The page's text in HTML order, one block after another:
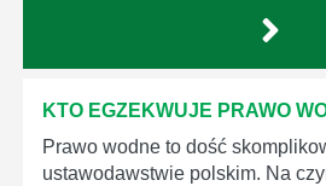
KTO EGZEKWUJE PRAWO
Prawo wodne to dość
ustawodawstwie polskim. Na